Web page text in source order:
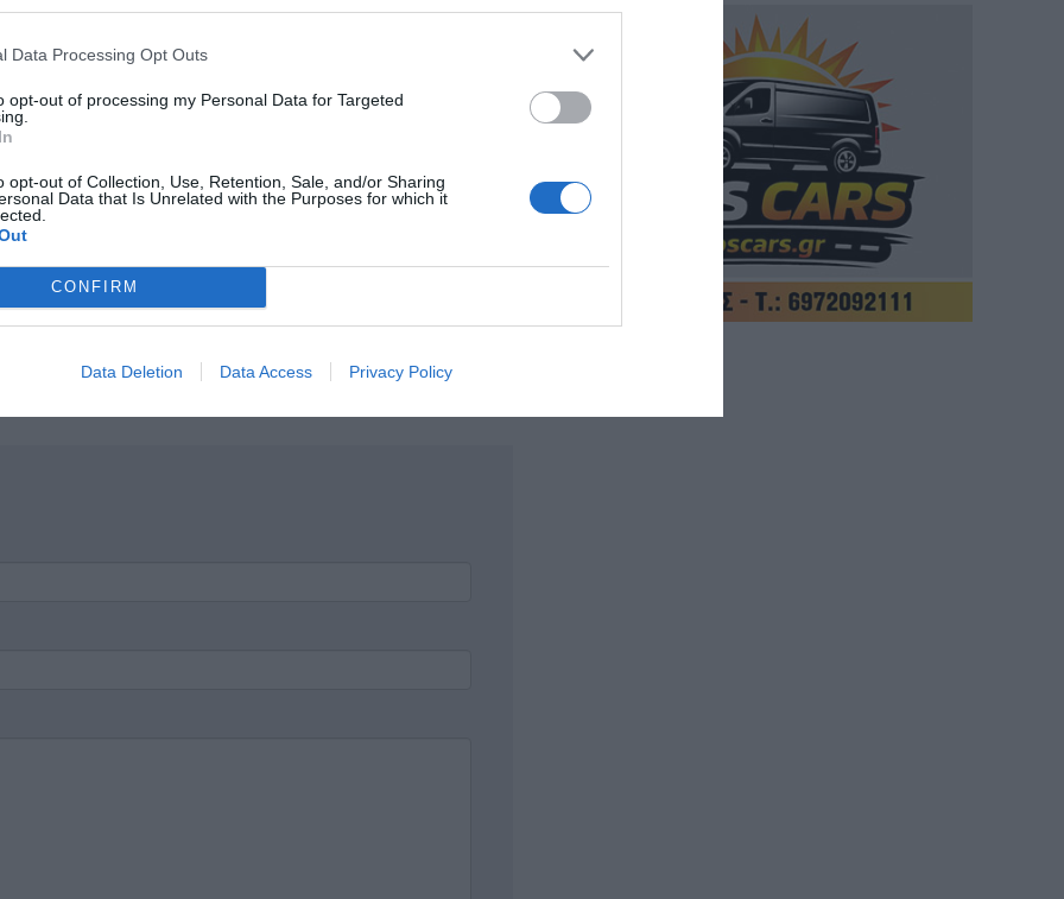
Data Processing Opt Outs
opt-out of processing my Personal Data for Targeted
opt-out of Collection, Use, Retention, Sale, and/or Sharing
Data that Is Unrelated with the Purposes for which it
CONFIRM
Data Deletion Data Access Privacy Policy